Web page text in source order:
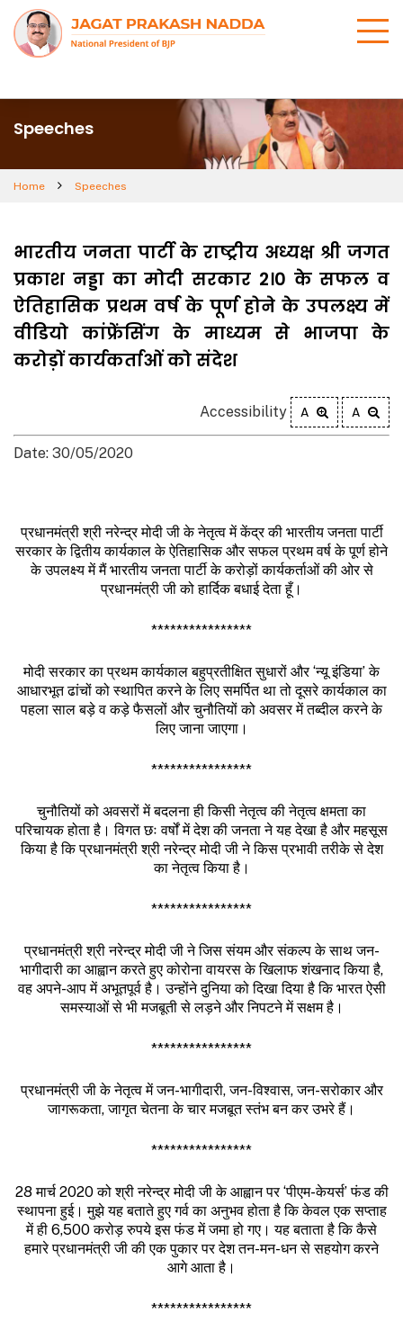
Speeches
Home Speeches
भारतीय जनता पार्टी के राष्ट्रीय अध्यक्ष श्री जगत
प्रकाश नड्डा का मोदी सरकार 2।0 के सफल व
ऐतिहासिक प्रथम वर्ष के पूर्ण होने के उपलक्ष्य में
वीडियो कांफ्रेंसिंग के माध्यम से भाजपा के
करोड़ों कार्यकर्ताओं को संदेश
Accessibility A A
Date: 30/05/2020
प्रधानमंत्री श्री नरेन्द्र मोदी जी के नेतृत्व में केंद्र की भारतीय जनता पार्टी
सरकार के द्वितीय कार्यकाल के ऐतिहासिक और सफल प्रथम वर्ष के पूर्ण होने
के उपलक्ष्य में मैं भारतीय जनता पार्टी के करोड़ों कार्यकर्ताओं की ओर से
प्रधानमंत्री जी को हार्दिक बधाई देता हूँ।
****************
मोदी सरकार का प्रथम कार्यकाल बहुप्रतीक्षित सुधारों और ‘न्यू इंडिया’ के
आधारभूत ढांचों को स्थापित करने के लिए समर्पित था तो दूसरे कार्यकाल का
पहला साल बड़े व कड़े फैसलों और चुनौतियों को अवसर में तब्दील करने के
लिए जाना जाएगा।
****************
चुनौतियों को अवसरों में बदलना ही किसी नेतृत्व की नेतृत्व क्षमता का
परिचायक होता है। विगत छः वर्षों में देश की जनता ने यह देखा है और महसूस
किया है कि प्रधानमंत्री श्री नरेन्द्र मोदी जी ने किस प्रभावी तरीके से देश
का नेतृत्व किया है।
****************
प्रधानमंत्री श्री नरेन्द्र मोदी जी ने जिस संयम और संकल्प के साथ जन-
भागीदारी का आह्वान करते हुए कोरोना वायरस के खिलाफ शंखनाद किया है,
वह अपने-आप में अभूतपूर्व है। उन्होंने दुनिया को दिखा दिया है कि भारत ऐसी
समस्याओं से भी मजबूती से लड़ने और निपटने में सक्षम है।
****************
प्रधानमंत्री जी के नेतृत्व में जन-भागीदारी, जन-विश्वास, जन-सरोकार और
जागरूकता, जागृत चेतना के चार मजबूत स्तंभ बन कर उभरे हैं।
****************
28 मार्च 2020 को श्री नरेन्द्र मोदी जी के आह्वान पर ‘पीएम-केयर्स’ फंड की
स्थापना हुई। मुझे यह बताते हुए गर्व का अनुभव होता है कि केवल एक सप्ताह
में ही 6,500 करोड़ रुपये इस फंड में जमा हो गए। यह बताता है कि कैसे
हमारे प्रधानमंत्री जी की एक पुकार पर देश तन-मन-धन से सहयोग करने
आगे आता है।
****************